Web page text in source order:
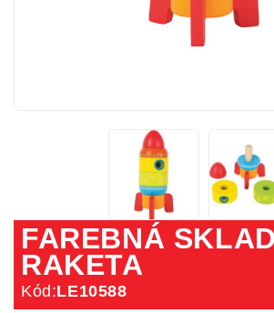
FAREBNÁ
RAKETA
Kód:LE10588